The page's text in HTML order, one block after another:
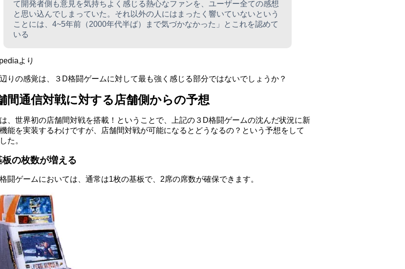
て開発者側も意見を気持ちよく感じる熱心なファンを、ユーザー全ての感想
と思い込んでしまっていた。それ以外の人にはまったく響いていないという
ことには、4~5年前（2000年代半ば）まで気づかなかった」とこれを認めて
いる
より
りの感覚は、３D格闘ゲームに対して最も強く感じる部分ではないでしょうか？
間通信対戦に対する店舗側からの予想
、世界初の店舗間対戦を搭載！ということで、上記の３D格闘ゲームの沈んだ状況に新
能を実装するわけですが、店舗間対戦が可能になるとどうなるの？という予想をして
た。
板の枚数が増える
闘ゲームにおいては、通常は1枚の基板で、2席の席数が確保できます。